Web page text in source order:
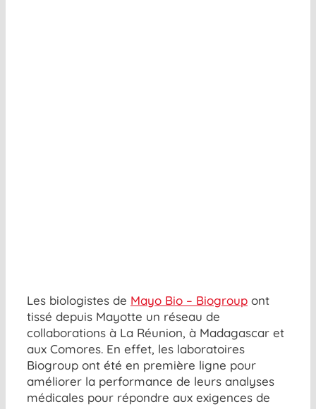
Les biologistes de Mayo Bio – Biogroupont
tissé depuis Mayotte un réseau de
collaborations à La Réunion, à Madagascar et
aux Comores. En effet, les laboratoires
Biogroup ont été en première ligne pour
améliorer la performance de leurs analyses
médicales pour répondre aux exigences de